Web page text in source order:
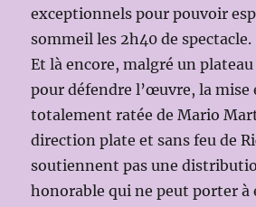
exceptionnels pour pouvoir
sommeil les 2h40 de spectacle.
Et là encore, malgré un
pour défendre l’œuvre, la mise
totalement ratée de Mario
direction plate et sans feu de
soutiennent pas une
honorable qui ne peut porter à